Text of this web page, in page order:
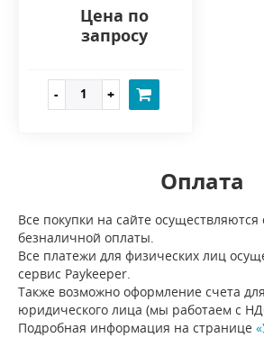
Цена по
запросу
Оплата
Все покупки на сайте
безналичной оплаты.
Все платежи для физических лиц
сервис Paykeeper.
Также возможно оформление счета
юридического лица (мы работаем с
Подробная информация на странице